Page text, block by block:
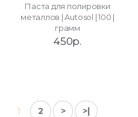
Паста для полировки
металлов | Autosol | 100 |
грамм
450р.
1 2 > >|